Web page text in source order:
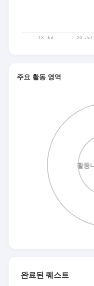
주요 활동 영역
완료된 퀘스트